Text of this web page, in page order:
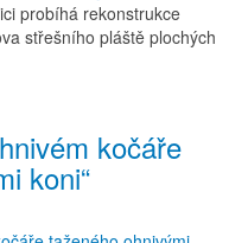
probíhá rekonstrukce
střešního pláště plochých
kočáře
koni“